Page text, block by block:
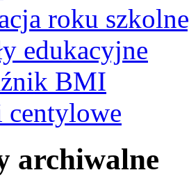
roku
edukacyjne
BMI
centylowe
archiwalne